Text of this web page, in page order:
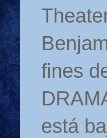
fines
está